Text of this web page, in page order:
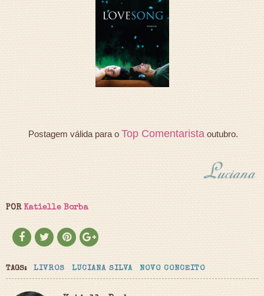
Postagem válida para oTop Comentarista outubro.
PORKatielle Borba
TAGS: LIVROS LUCIANA SILVA NOVO CONCEITO